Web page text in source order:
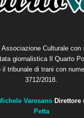
Associazione Culturale
giornalistica Il Quarto
il tribunale di trani con
3712/2018.
Varesano Direttore
Petta